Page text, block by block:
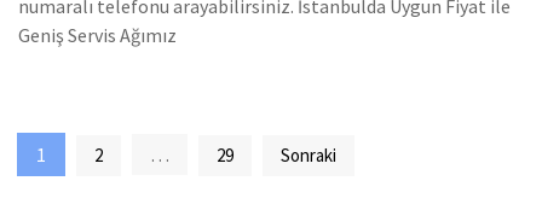
numaralı telefonu arayabilirsiniz. İstanbulda Uygun Fiyat ile
Geniş Servis Ağımız
Yazı
sayfalaması
1 2 … 29 Sonraki